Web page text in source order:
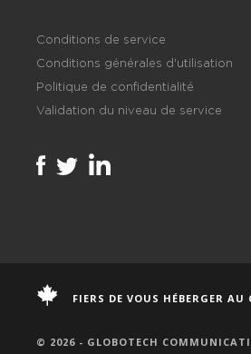
Conditions de service
Conditions générales d'utilisation
Politique de confidentialité
Validation du niveau de service
FIERS DE VOUS HÉBERGER AU
© 2026 - GLOBOTECH